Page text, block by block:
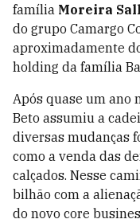
família Moreira
do grupo Camargo
aproximadamente
holding da família
Após quase um ano
Beto assumiu a
diversas mudanças
como a venda das
calçados. Nesse
bilhão com a
do novo core